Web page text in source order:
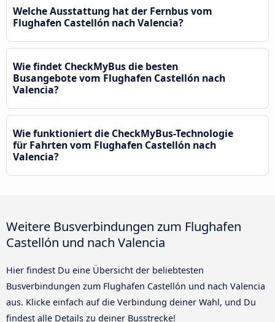
Welche Ausstattung hat der Fernbus vom
Flughafen Castellón nach Valencia?
Wie findet CheckMyBus die besten
Busangebote vom Flughafen Castellón nach
Valencia?
Wie funktioniert die CheckMyBus-Technologie
für Fahrten vom Flughafen Castellón nach
Valencia?
Weitere Busverbindungen zum Flughafen
Castellón und nach Valencia
Hier findest Du eine Übersicht der beliebtesten
Busverbindungen zum Flughafen Castellón und nach Valencia
aus. Klicke einfach auf die Verbindung deiner Wahl, und Du
findest alle Details zu deiner Busstrecke!